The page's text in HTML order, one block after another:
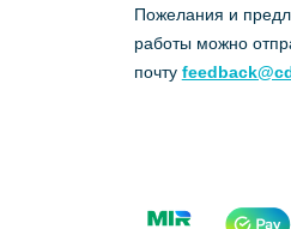
Пожелания и
работы можно
почту